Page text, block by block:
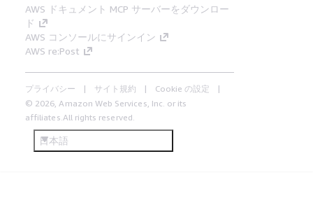
AWS ドキュメント MCP サーバーをダウンロー
ド
AWS コンソールにサインイン
AWS re:Post
プライバシー サイト規約
Cookie の設定
© 2026, Amazon Web Services, Inc. or its
affiliates.All rights reserved.
日本語